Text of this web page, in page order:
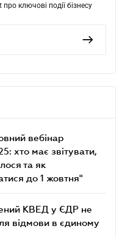
ключові події бізнесу
вебінар
хто має звітувати,
та як
до 1 жовтня"
КВЕД у ЄДР не
відмови в єдиному